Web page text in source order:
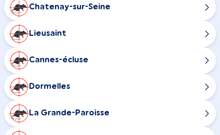
Chatenay-sur-Seine
Lieusaint
Cannes-écluse
Dormelles
La Grande-Paroisse